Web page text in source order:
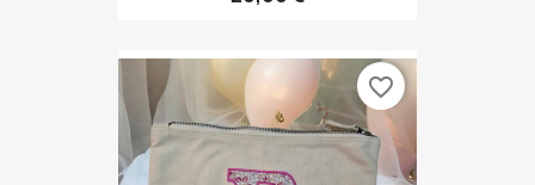
favorite_border